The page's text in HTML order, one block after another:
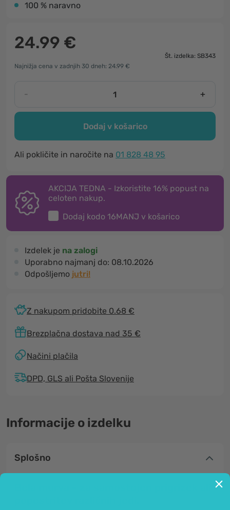
100 % naravno
24.99 €
Št. izdelka: SB343
Najnižja cena v zadnjih 30 dneh: 24.99 €
- +
Dodaj v košarico
Ali pokličite in naročite na 01 828 48 95
AKCIJA TEDNA - Izkoristite 16% popust na
celoten nakup.
Dodaj kodo 16MANJ v košarico
Izdelek je na zalogi
Uporabno najmanj do: 08.10.2026
Odpošljemo jutri!
Z nakupom pridobite 0.68 €
Brezplačna dostava nad 35 €
Načini plačila
DPD, GLS ali Pošta Slovenije
Informacije o izdelku
Splošno